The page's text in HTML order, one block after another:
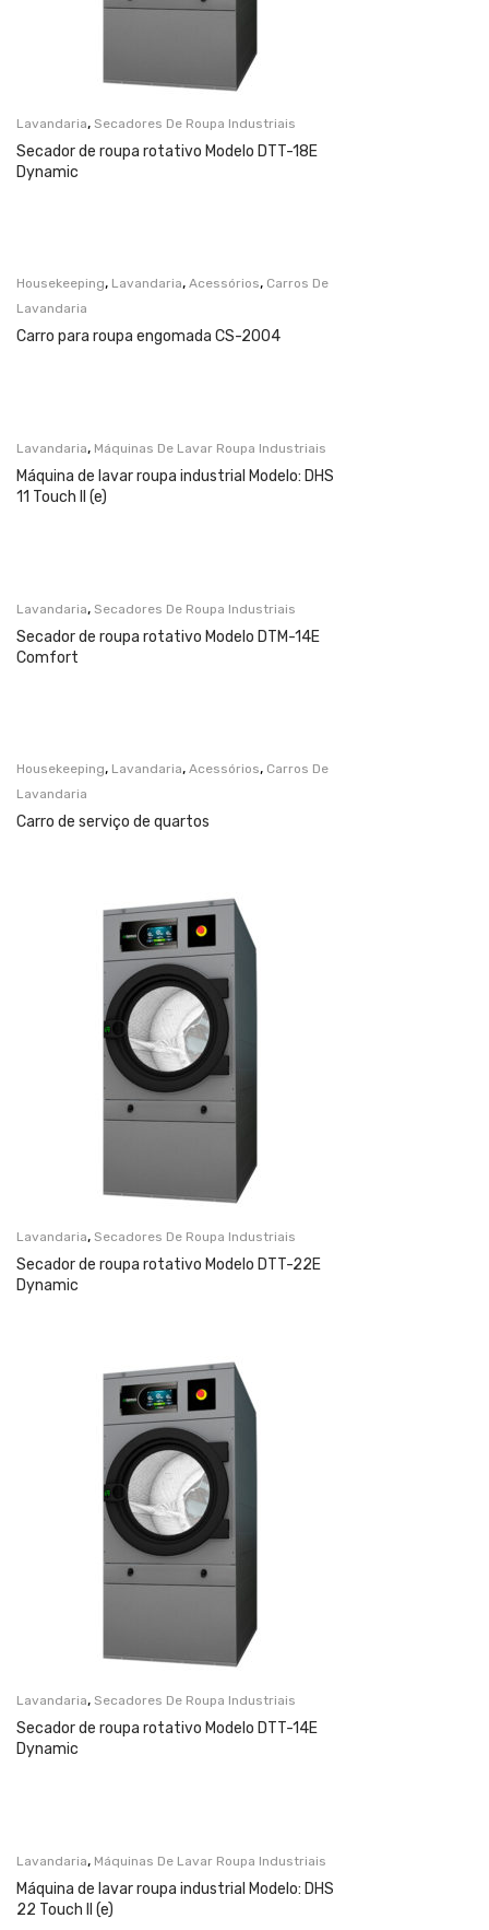
Lavandaria, Secadores De Roupa Industriais
Secador de roupa rotativo Modelo DTT-18E
Dynamic
Housekeeping, Lavandaria, Acessórios, Carros De
Lavandaria
Carro para roupa engomada CS-2004
Lavandaria, Máquinas De Lavar Roupa Industriais
Máquina de lavar roupa industrial Modelo: DHS
11 Touch II (e)
Lavandaria, Secadores De Roupa Industriais
Secador de roupa rotativo Modelo DTM-14E
Comfort
Housekeeping, Lavandaria, Acessórios, Carros De
Lavandaria
Carro de serviço de quartos
Lavandaria, Secadores De Roupa Industriais
Secador de roupa rotativo Modelo DTT-22E
Dynamic
Lavandaria, Secadores De Roupa Industriais
Secador de roupa rotativo Modelo DTT-14E
Dynamic
Lavandaria, Máquinas De Lavar Roupa Industriais
Máquina de lavar roupa industrial Modelo: DHS
22 Touch II (e)